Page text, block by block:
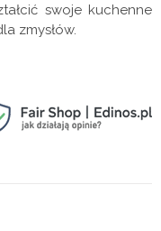
swoje kuchenne
zmysłów.